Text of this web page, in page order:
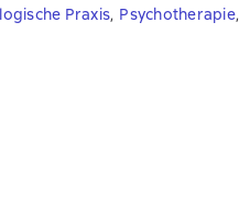
Praxis, Psychotherapie,